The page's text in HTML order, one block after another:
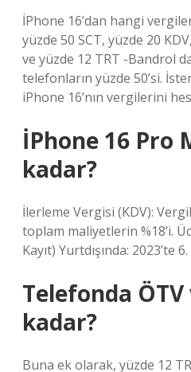
İPhone 16’dan hangi
yüzde 50 SCT, yüzde 20
ve yüzde 12 TRT -Bandrol
telefonların yüzde 50’si.
iPhone 16’nın vergilerini
İPhone 16 Pro
kadar?
İlerleme Vergisi (KDV):
toplam maliyetlerin %18’i.
Kayıt) Yurtdışında: 2023’te 6.
Telefonda ÖTV
kadar?
Buna ek olarak, yüzde 12